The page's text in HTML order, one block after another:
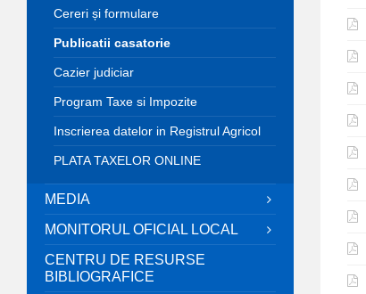
Cereri și formulare
Publicatii casatorie
Cazier judiciar
Program Taxe si Impozite
Inscrierea datelor in Registrul Agricol
PLATA TAXELOR ONLINE
MEDIA
MONITORUL OFICIAL LOCAL
CENTRU DE RESURSE
BIBLIOGRAFICE